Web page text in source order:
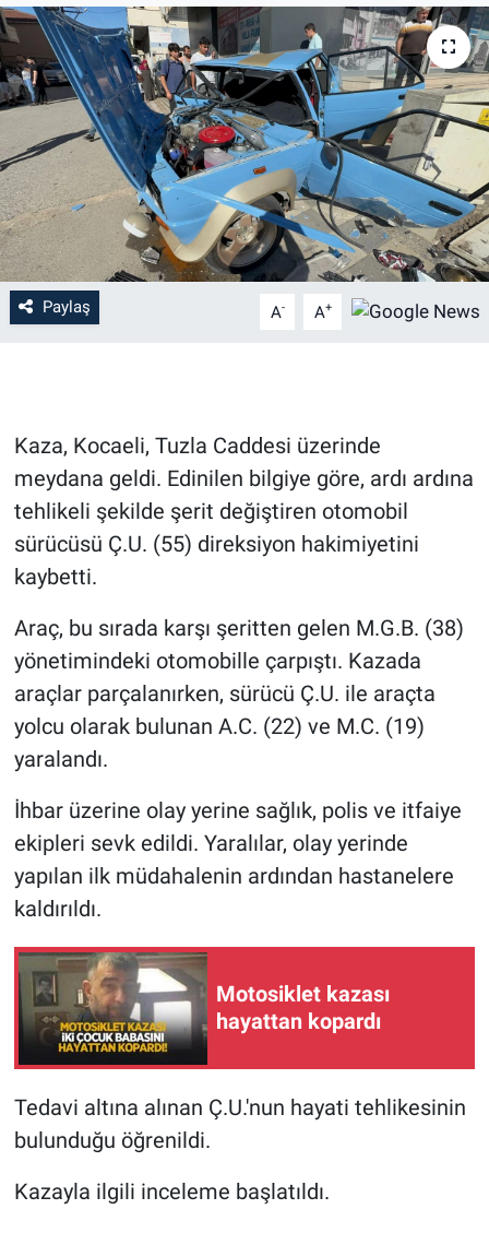
Paylaş A- A+
Kaza, Kocaeli, Tuzla Caddesi üzerinde
meydana geldi. Edinilen bilgiye göre, ardı ardına
tehlikeli şekilde şerit değiştiren otomobil
sürücüsü Ç.U. (55) direksiyon hakimiyetini
kaybetti.
Araç, bu sırada karşı şeritten gelen M.G.B. (38)
yönetimindeki otomobille çarpıştı. Kazada
araçlar parçalanırken, sürücü Ç.U. ile araçta
yolcu olarak bulunan A.C. (22) ve M.C. (19)
yaralandı.
İhbar üzerine olay yerine sağlık, polis ve itfaiye
ekipleri sevk edildi. Yaralılar, olay yerinde
yapılan ilk müdahalenin ardından hastanelere
kaldırıldı.
Motosiklet kazası
hayattan kopardı
Tedavi altına alınan Ç.U.'nun hayati tehlikesinin
bulunduğu öğrenildi.
Kazayla ilgili inceleme başlatıldı.